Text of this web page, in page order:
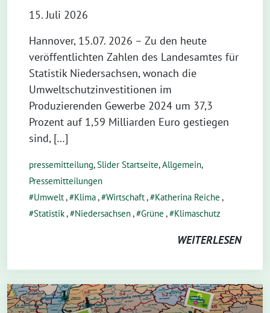
15. Juli 2026
Hannover, 15.07. 2026 – Zu den heute
veröffentlichten Zahlen des Landesamtes für
Statistik Niedersachsen, wonach die
Umweltschutzinvestitionen im
Produzierenden Gewerbe 2024 um 37,3
Prozent auf 1,59 Milliarden Euro gestiegen
sind, […]
pressemitteilung,Slider Startseite,Allgemein,
Pressemitteilungen
Umwelt, Klima, Wirtschaft, Katherina Reiche ,
Statistik, Niedersachsen, Grüne , Klimaschutz
WEITERLESEN